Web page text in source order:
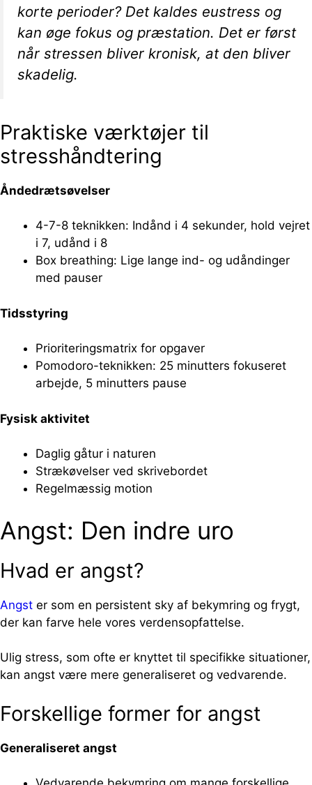
korte perioder? Det kaldes eustress og
kan øge fokus og præstation. Det er først
når stressen bliver kronisk, at den bliver
skadelig.
Praktiske værktøjer til
stresshåndtering
Åndedrætsøvelser
4-7-8 teknikken: Indånd i 4 sekunder, hold vejret
i 7, udånd i 8
Box breathing: Lige lange ind- og udåndinger
med pauser
Tidsstyring
Prioriteringsmatrix for opgaver
Pomodoro-teknikken: 25 minutters fokuseret
arbejde, 5 minutters pause
Fysisk aktivitet
Daglig gåtur i naturen
Strækøvelser ved skrivebordet
Regelmæssig motion
Angst: Den indre uro
Hvad er angst?
Angst er som en persistent sky af bekymring og frygt,
der kan farve hele vores verdensopfattelse.
Ulig stress, som ofte er knyttet til specifikke situationer,
kan angst være mere generaliseret og vedvarende.
Forskellige former for angst
Generaliseret angst